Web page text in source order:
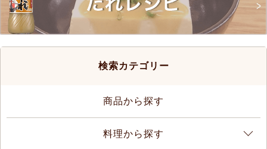
検索カテゴリー
商品から探す
料理から探す